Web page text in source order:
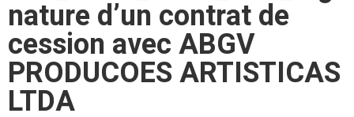
nature d’un contrat de
cession avec ABGV
PRODUCOES ARTISTICAS
LTDA